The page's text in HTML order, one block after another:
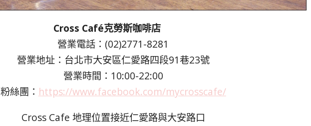
Cross Café克勞斯咖啡店
營業電話：(02)2771-8281
營業地址：台北市大安區仁愛路四段91巷23號
營業時間：10:00-22:00
粉絲團： https://www.facebook.com/mycrosscafe/
Cross Cafe 地理位置接近仁愛路與大安路口